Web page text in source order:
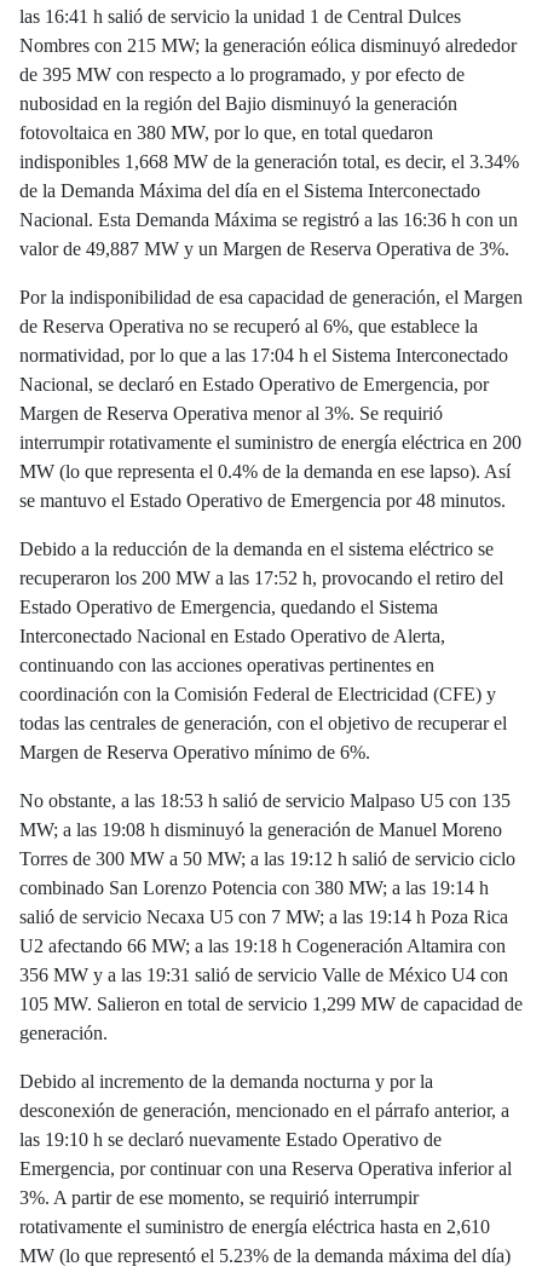
las 16:41 h salió de servicio la unidad 1 de Central Dulces
Nombres con 215 MW; la generación eólica disminuyó alrededor
de 395 MW con respecto a lo programado, y por efecto de
nubosidad en la región del Bajio disminuyó la generación
fotovoltaica en 380 MW, por lo que, en total quedaron
indisponibles 1,668 MW de la generación total, es decir, el 3.34%
de la Demanda Máxima del día en el Sistema Interconectado
Nacional. Esta Demanda Máxima se registró a las 16:36 h con un
valor de 49,887 MW y un Margen de Reserva Operativa de 3%.
Por la indisponibilidad de esa capacidad de generación, el Margen
de Reserva Operativa no se recuperó al 6%, que establece la
normatividad, por lo que a las 17:04 h el Sistema Interconectado
Nacional, se declaró en Estado Operativo de Emergencia, por
Margen de Reserva Operativa menor al 3%. Se requirió
interrumpir rotativamente el suministro de energía eléctrica en 200
MW (lo que representa el 0.4% de la demanda en ese lapso). Así
se mantuvo el Estado Operativo de Emergencia por 48 minutos.
Debido a la reducción de la demanda en el sistema eléctrico se
recuperaron los 200 MW a las 17:52 h, provocando el retiro del
Estado Operativo de Emergencia, quedando el Sistema
Interconectado Nacional en Estado Operativo de Alerta,
continuando con las acciones operativas pertinentes en
coordinación con la Comisión Federal de Electricidad (CFE) y
todas las centrales de generación, con el objetivo de recuperar el
Margen de Reserva Operativo mínimo de 6%.
No obstante, a las 18:53 h salió de servicio Malpaso U5 con 135
MW; a las 19:08 h disminuyó la generación de Manuel Moreno
Torres de 300 MW a 50 MW; a las 19:12 h salió de servicio ciclo
combinado San Lorenzo Potencia con 380 MW; a las 19:14 h
salió de servicio Necaxa U5 con 7 MW; a las 19:14 h Poza Rica
U2 afectando 66 MW; a las 19:18 h Cogeneración Altamira con
356 MW y a las 19:31 salió de servicio Valle de México U4 con
105 MW. Salieron en total de servicio 1,299 MW de capacidad de
generación.
Debido al incremento de la demanda nocturna y por la
desconexión de generación, mencionado en el párrafo anterior, a
las 19:10 h se declaró nuevamente Estado Operativo de
Emergencia, por continuar con una Reserva Operativa inferior al
3%. A partir de ese momento, se requirió interrumpir
rotativamente el suministro de energía eléctrica hasta en 2,610
MW (lo que representó el 5.23% de la demanda máxima del día)